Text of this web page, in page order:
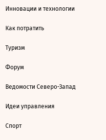
Инновации и технологии
Как потратить
Туризм
Форум
Ведомости Северо-Запад
Идеи управления
Спорт